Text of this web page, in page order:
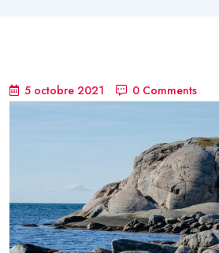
5 octobre 2021 0 Comments